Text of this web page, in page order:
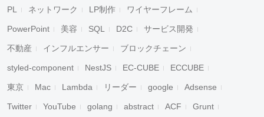
PL ネットワーク LP制作 ワイヤーフレーム
PowerPoint 美容 SQL D2C サービス開発
不動産 インフルエンサー ブロックチェーン
styled-component NestJS EC-CUBE ECCUBE
東京 Mac Lambda リーダー google Adsense
Twitter YouTube golang abstract ACF Grunt